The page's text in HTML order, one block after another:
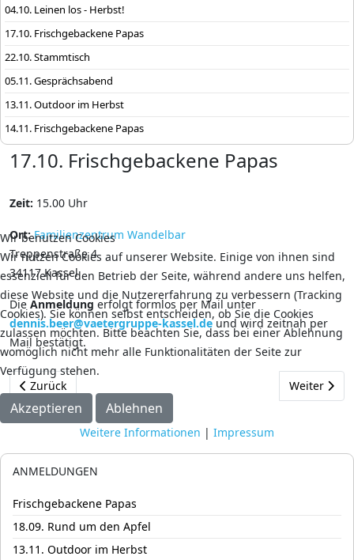
04.10. Leinen los - Herbst!
17.10. Frischgebackene Papas
22.10. Stammtisch
05.11. Gesprächsabend
13.11. Outdoor im Herbst
14.11. Frischgebackene Papas
17.10. Frischgebackene Papas
Zeit: 15.00 Uhr
Ort: Familienzentrum Wandelbar
Treppenstraße 4
34117 Kassel
DieAnmeldungerfolgt formlos per Mail unter
dennis.beer@vaetergruppe-kassel.de und wird zeitnah per
Mail bestätigt.
Vorheriger Beitrag: 26.09. Frischgebackene Papas
Zurück Nächster
Weiter
ANMELDUNGEN
Frischgebackene Papas
18.09. Rund um den Apfel
13.11. Outdoor im Herbst
Wir benutzen Cookies
Wir nutzen Cookies auf unserer Website. Einige von ihnen sind
essenziell für den Betrieb der Seite, während andere uns helfen,
diese Website und die Nutzererfahrung zu verbessern (Tracking
Cookies). Sie können selbst entscheiden, ob Sie die Cookies
zulassen möchten. Bitte beachten Sie, dass bei einer Ablehnung
womöglich nicht mehr alle Funktionalitäten der Seite zur
Verfügung stehen.
Akzeptieren Ablehnen
Weitere Informationen | Impressum